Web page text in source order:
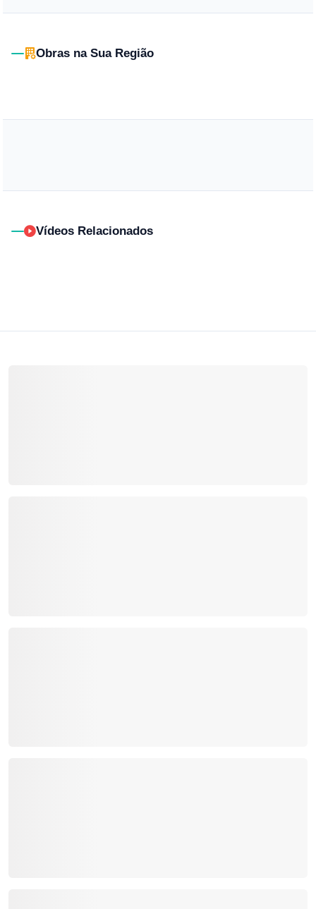
Obras na Sua Região
Vídeos Relacionados